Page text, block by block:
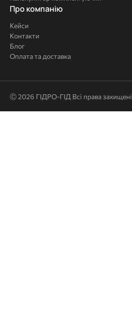
Про
компанію
Про компанію
Кейси
Контакти
Блог
Оплата та доставка
Ⓒ 2026 ГІДРО-ГІД Всі права захищені